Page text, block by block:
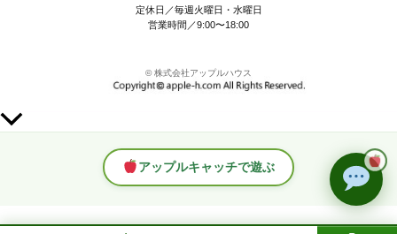
定休日／毎週火曜日・水曜日
営業時間／9:00〜18:00
© 株式会社アップルハウス
アップルキャッチで遊ぶ